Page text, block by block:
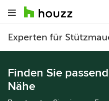
Experten für
Finden Sie
Nähe